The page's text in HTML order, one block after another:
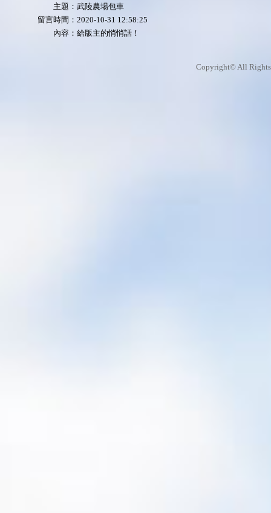
主題： 武陵農場包車
留言時間： 2020-10-31 12:58:25
內容： 給版主的悄悄話！
Copyright© All